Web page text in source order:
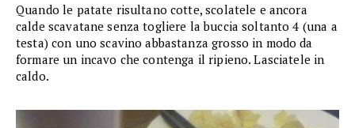
Quando le patate risultano cotte, scolatele e ancora
calde scavatane senza togliere la buccia soltanto 4 (una a
testa) con uno scavino abbastanza grosso in modo da
formare un incavo che contenga il ripieno. Lasciatele in
caldo.